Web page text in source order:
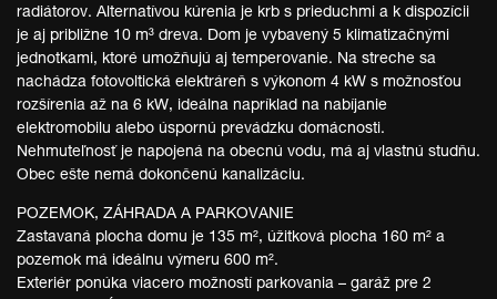
radiátorov. Alternatívou kúrenia je krb s prieduchmi a k dispozícii
je aj približne 10 m³ dreva. Dom je vybavený 5 klimatizačnými
jednotkami, ktoré umožňujú aj temperovanie. Na streche sa
nachádza fotovoltická elektráreň s výkonom 4 kW s možnosťou
rozšírenia až na 6 kW, ideálna napríklad na nabíjanie
elektromobilu alebo úspornú prevádzku domácnosti.
Nehmuteľnosť je napojená na obecnú vodu, má aj vlastnú studňu.
Obec ešte nemá dokončenú kanalizáciu.
POZEMOK, ZÁHRADA A PARKOVANIE
Zastavaná plocha domu je 135 m², úžitková plocha 160 m² a
pozemok má ideálnu výmeru 600 m².
Exteriér ponúka viacero možností parkovania – garáž pre 2